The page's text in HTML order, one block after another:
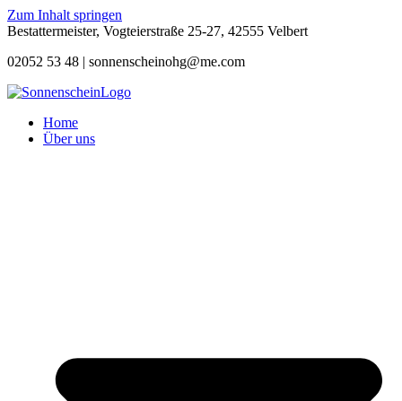
Zum Inhalt springen
Bestattermeister, Vogteierstraße 25-27, 42555 Velbert
02052 53 48 | sonnenscheinohg@me.com
Home
Über uns